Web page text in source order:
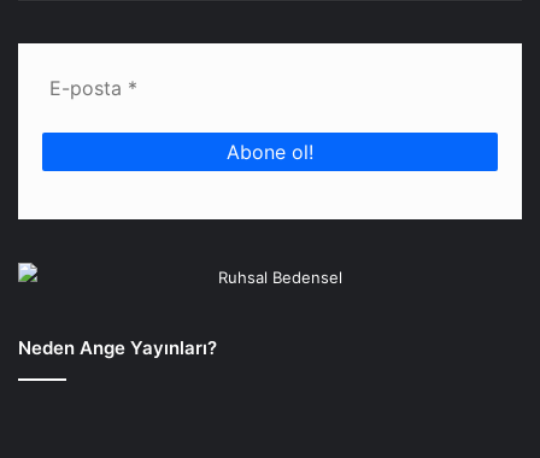
Neden Ange Yayınları?